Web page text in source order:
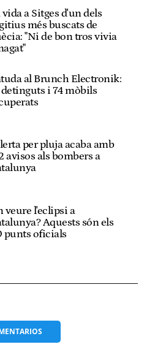
vida a Sitges d'un dels
més buscats de
"Ni de bon tros vivia
al Brunch Electronik:
detinguts i 74 mòbils
per pluja acaba amb
avisos als bombers a
veure l'eclipsi a
Aquests són els
punts oficials